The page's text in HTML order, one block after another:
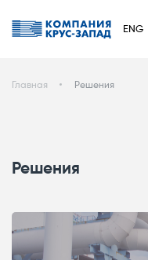
ENG
Главная Решения
Решения